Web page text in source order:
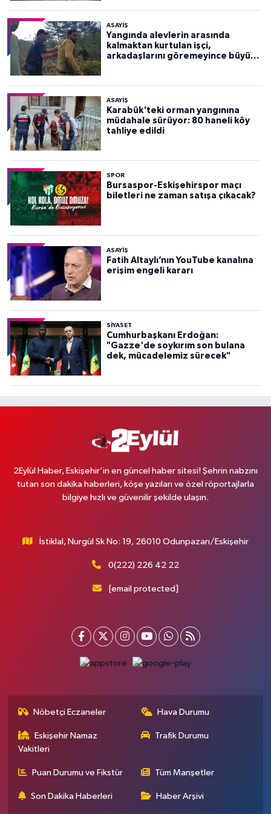
ASAYİŞ
Yangında alevlerin arasında
kalmaktan kurtulan işçi,
arkadaşlarını göremeyince büyük
ASAYİŞ
Karabük'teki orman yangınına
müdahale sürüyor: 80 haneli köy
tahliye edildi
SPOR
Bursaspor-Eskişehirspor maçı
biletleri ne zaman satışa çıkacak?
ASAYİŞ
Fatih Altaylı’nın YouTube kanalına
erişim engeli kararı
SİYASET
Cumhurbaşkanı Erdoğan:
"Gazze'de soykırım son bulana
dek, mücadelemiz sürecek"
2Eylül Haber, Eskişehir’in en güncel haber sitesi! Şehrin nabzını
tutan son dakika haberleri, köşe yazıları ve özel röportajlarla
bilgiye hızlı ve güvenilir şekilde ulaşın.
İstiklal, Nurgül Sk No: 19, 26010 Odunpazarı/Eskişehir
0(222) 226 42 22
[email protected]
Nöbetçi Eczaneler Hava Durumu
Eskişehir Namaz
Vakitleri
Trafik Durumu
Puan Durumu ve Fikstür Tüm Manşetler
Son Dakika Haberleri Haber Arşivi